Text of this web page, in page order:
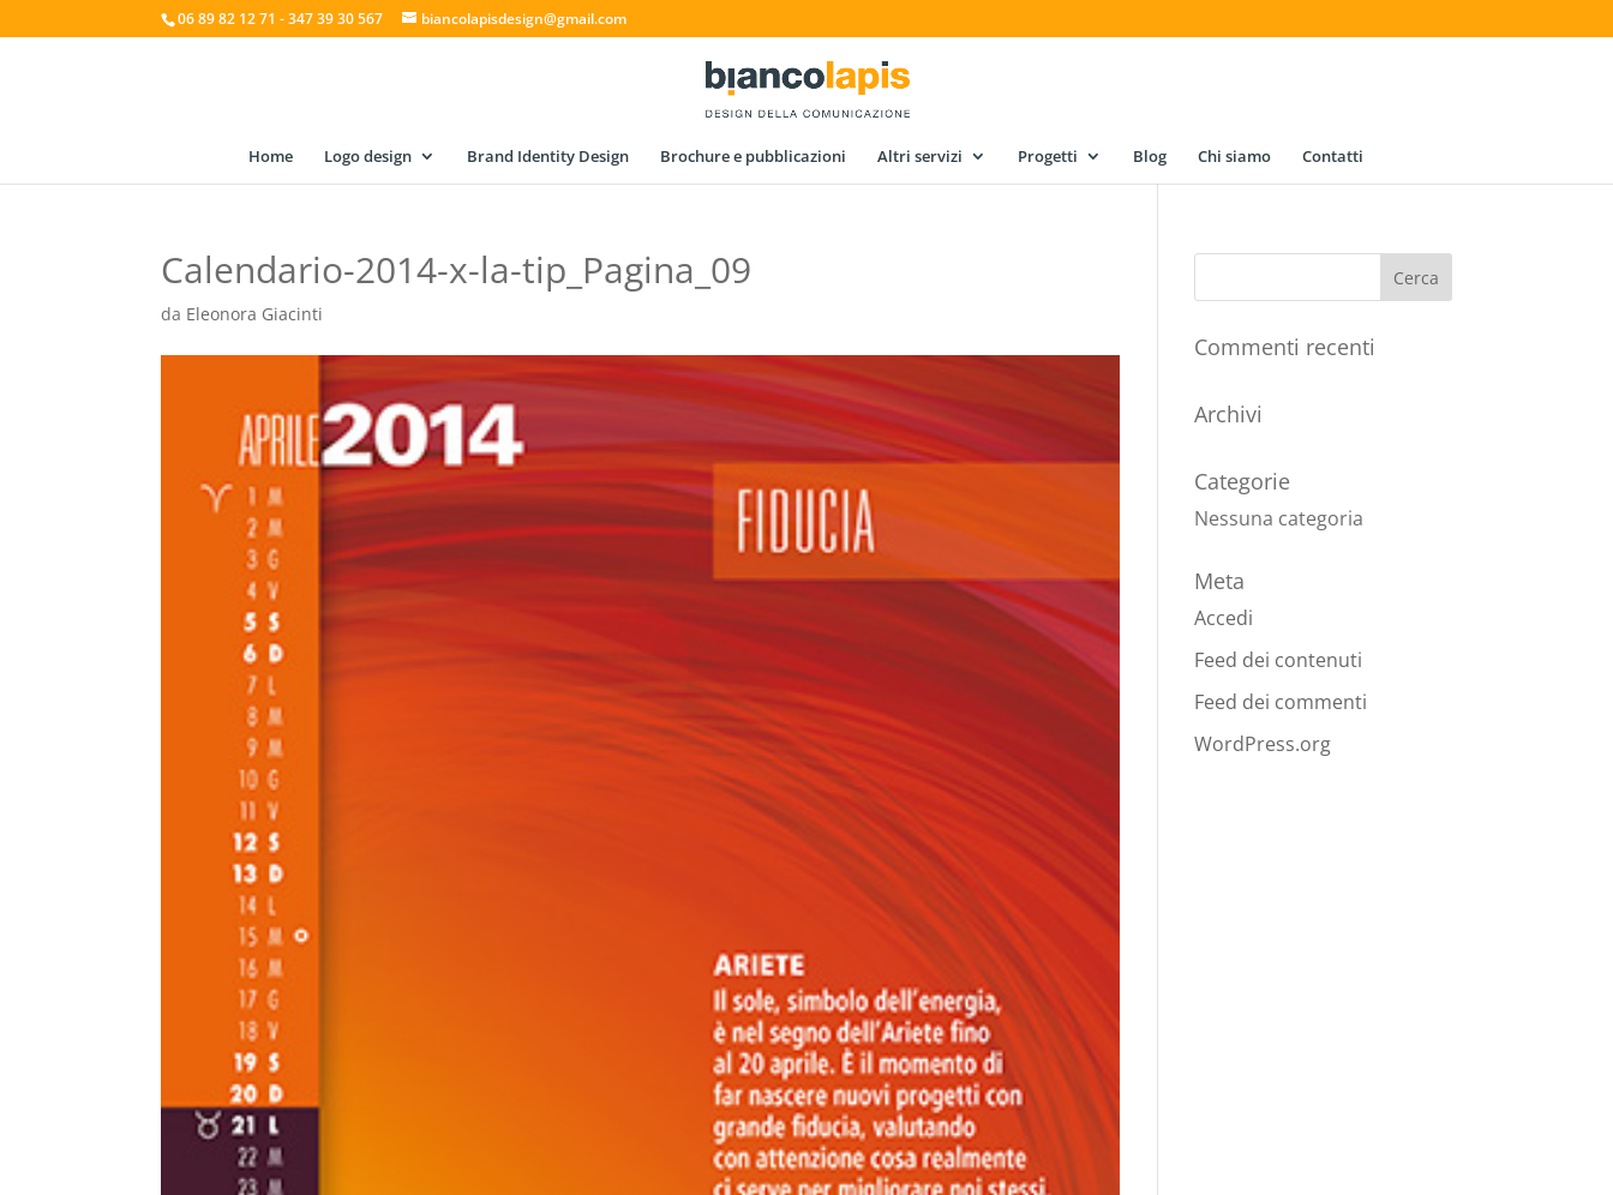
06 89 82 12 71 - 347 39 30 567 biancolapisdesign@gmail.com
Home Logo design Brand Identity Design Brochure e pubblicazioni Altri servizi Progetti Blog Chi siamo Contatti
Calendario-2014-x-la-tip_Pagina_09
da Eleonora Giacinti
Commenti recenti
Archivi
Categorie
Nessuna categoria
Meta
Accedi
Feed dei contenuti
Feed dei commenti
WordPress.org